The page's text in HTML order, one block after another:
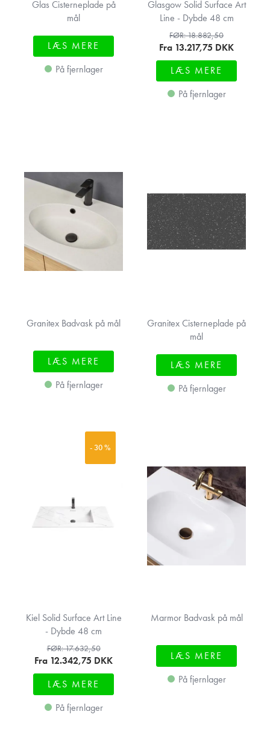
Glas Cisterneplade på
mål
LÆS MERE
På fjernlager
Glasgow Solid Surface Art
Line - Dybde 48 cm
FØR: 18.882,50
Fra 13.217,75 DKK
LÆS MERE
På fjernlager
Granitex Badvask på mål
LÆS MERE
På fjernlager
Granitex Cisterneplade på
mål
LÆS MERE
På fjernlager
- 30 %
Kiel Solid Surface Art Line
- Dybde 48 cm
FØR: 17.632,50
Fra 12.342,75 DKK
LÆS MERE
På fjernlager
Marmor Badvask på mål
LÆS MERE
På fjernlager